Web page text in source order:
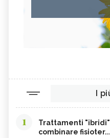
I
1
Trattamenti
combinare fisioter...